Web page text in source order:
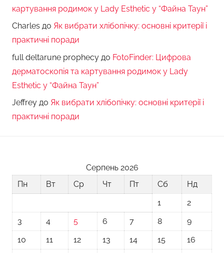
картування родимок у Lady Esthetic у “Файна Таун”
Charles до Як вибрати хлібопічку: основні критерії і
практичні поради
full deltarune prophecy до FotoFinder: Цифрова
дерматоскопія та картування родимок у Lady
Esthetic у “Файна Таун”
Jeffrey до Як вибрати хлібопічку: основні критерії і
практичні поради
Серпень 2026
Пн
Вт Ср Чт Пт Сб
Нд
1
2
3
4 5 6 7 8
9
10
11 12 13 14 15 16